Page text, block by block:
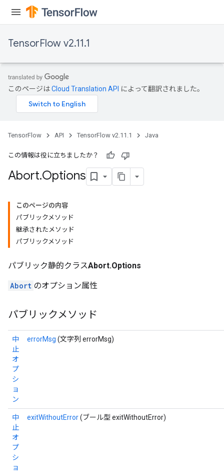
TensorFlow v2.11.1
このページはCloud Translation API によって翻訳されました。
TensorFlow API TensorFlow v2.11.1 Java
この情報は役に立ちましたか？
Abort.Options
このページの内容
パブリックメソッド
継承されたメソッド
パブリックメソッド
パブリック静的クラスAbort.Options
Abort のオプション属性
パブリックメソッド
中
止
オ
プ
シ
ョ
ン
errorMsg (文字列 errorMsg)
中
止
オ
プ
シ
ョ
exitWithoutError(ブール型 exitWithoutError)